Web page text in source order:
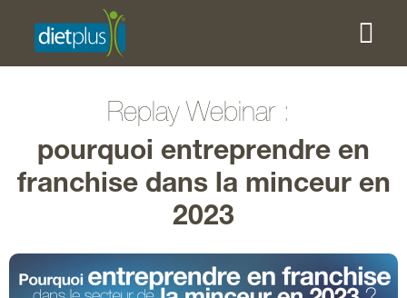
Replay Webinar :
pourquoi entreprendre en
franchise dans la minceur en
2023